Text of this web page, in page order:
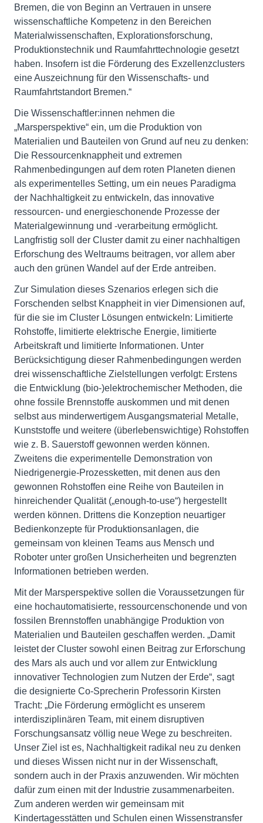
Bremen, die von Beginn an Vertrauen in unsere
wissenschaftliche Kompetenz in den Bereichen
Materialwissenschaften, Explorationsforschung,
Produktionstechnik und Raumfahrttechnologie gesetzt
haben. Insofern ist die Förderung des Exzellenzclusters
eine Auszeichnung für den Wissenschafts- und
Raumfahrtstandort Bremen.“
Die Wissenschaftler:innen nehmen die
„Marsperspektive“ ein, um die Produktion von
Materialien und Bauteilen von Grund auf neu zu denken:
Die Ressourcenknappheit und extremen
Rahmenbedingungen auf dem roten Planeten dienen
als experimentelles Setting, um ein neues Paradigma
der Nachhaltigkeit zu entwickeln, das innovative
ressourcen- und energieschonende Prozesse der
Materialgewinnung und -verarbeitung ermöglicht.
Langfristig soll der Cluster damit zu einer nachhaltigen
Erforschung des Weltraums beitragen, vor allem aber
auch den grünen Wandel auf der Erde antreiben.
Zur Simulation dieses Szenarios erlegen sich die
Forschenden selbst Knappheit in vier Dimensionen auf,
für die sie im Cluster Lösungen entwickeln: Limitierte
Rohstoffe, limitierte elektrische Energie, limitierte
Arbeitskraft und limitierte Informationen. Unter
Berücksichtigung dieser Rahmenbedingungen werden
drei wissenschaftliche Zielstellungen verfolgt: Erstens
die Entwicklung (bio-)elektrochemischer Methoden, die
ohne fossile Brennstoffe auskommen und mit denen
selbst aus minderwertigem Ausgangsmaterial Metalle,
Kunststoffe und weitere (überlebenswichtige) Rohstoffen
wie z. B. Sauerstoff gewonnen werden können.
Zweitens die experimentelle Demonstration von
Niedrigenergie-Prozessketten, mit denen aus den
gewonnen Rohstoffen eine Reihe von Bauteilen in
hinreichender Qualität („enough-to-use“) hergestellt
werden können. Drittens die Konzeption neuartiger
Bedienkonzepte für Produktionsanlagen, die
gemeinsam von kleinen Teams aus Mensch und
Roboter unter großen Unsicherheiten und begrenzten
Informationen betrieben werden.
Mit der Marsperspektive sollen die Voraussetzungen für
eine hochautomatisierte, ressourcenschonende und von
fossilen Brennstoffen unabhängige Produktion von
Materialien und Bauteilen geschaffen werden. „Damit
leistet der Cluster sowohl einen Beitrag zur Erforschung
des Mars als auch und vor allem zur Entwicklung
innovativer Technologien zum Nutzen der Erde“, sagt
die designierte Co-Sprecherin Professorin Kirsten
Tracht: „Die Förderung ermöglicht es unserem
interdisziplinären Team, mit einem disruptiven
Forschungsansatz völlig neue Wege zu beschreiten.
Unser Ziel ist es, Nachhaltigkeit radikal neu zu denken
und dieses Wissen nicht nur in der Wissenschaft,
sondern auch in der Praxis anzuwenden. Wir möchten
dafür zum einen mit der Industrie zusammenarbeiten.
Zum anderen werden wir gemeinsam mit
Kindertagesstätten und Schulen einen Wissenstransfer